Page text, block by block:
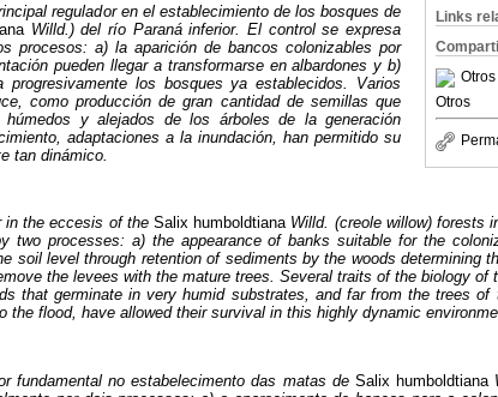
Links
Otros
Otros
regulador en el establecimiento de los bosques de
Willd.) del río Paraná inferior. El control se expresa
procesos: a) la aparición de bancos colonizables por
pueden llegar a transformarse en albardones y b)
los bosques ya establecidos. Varios
como producción de gran cantidad de semillas que
húmedos y alejados de los árboles de la generación
adaptaciones a la inundación, han permitido su
tan dinámico.
in the eccesis of theSalix humboldtianaWilld. (creole willow) forests
two processes: a) the appearance of banks suitable for the
soil level through retention of sediments by the woods determining
the levees with the mature trees. Several traits of the biology of
that germinate in very humid substrates, and far from the trees of
the flood, have allowed their survival in this highly dynamic
fundamental no estabelecimento das matas de Salix humboldtiana